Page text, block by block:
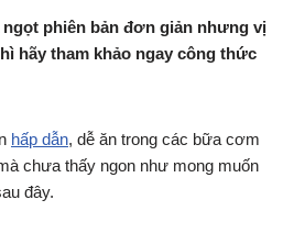
phiên bản đơn giản nhưng vị
hãy tham khảo ngay công thức
hấp dẫn, dễ ăn trong các bữa cơm
chưa thấy ngon như mong muốn
đây.